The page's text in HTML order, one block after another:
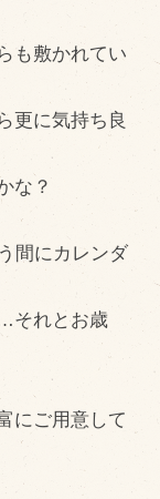
も敷かれてい
更に気持ち良
な？
間にカレンダ
それとお歳
にご用意して